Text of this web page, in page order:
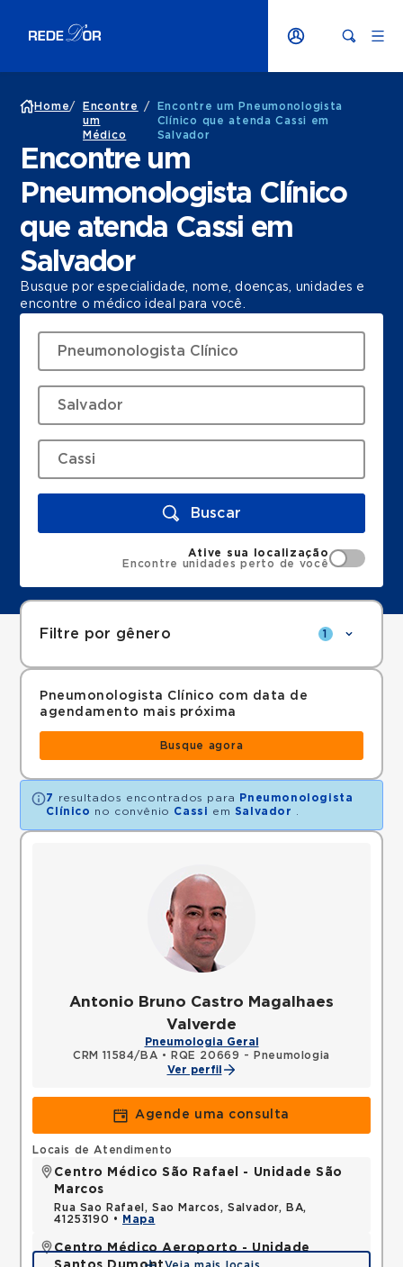
Home/
Encontre
um
Médico
/
Encontre um Pneumonologista
Clínico que atenda Cassi em
Salvador
Encontre um
Pneumonologista Clínico
que atenda Cassi em
Salvador
Busque por especialidade, nome, doenças, unidades e
encontre o médico ideal para você.
Buscar
Ative sua localização
Encontre unidades perto de você
Filtre por gênero 1
Pneumonologista Clínico com data de
agendamento mais próxima
Busque agora
7 resultados encontrados para
Pneumonologista
Clínico no convênio Cassi em Salvador
Antonio Bruno Castro Magalhaes
Valverde
Pneumologia Geral
CRM 11584/BA •
RQE 20669 - Pneumologia
Ver perfil
Agende uma consulta
Locais de Atendimento
Centro Médico São Rafael - Unidade São
Marcos
Rua Sao Rafael, Sao Marcos, Salvador, BA,
41253190 •
Mapa
Centro Médico Aeroporto - Unidade